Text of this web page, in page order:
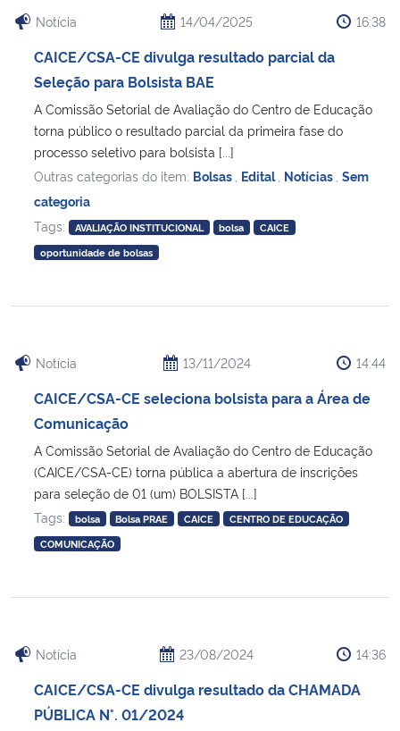
Ministério da Cidadania
Ministério da Saúde
Ministério de Minas e Energia
Ministério da Ciência, Tecnologia, Inovações e Comunicações
Ministério do Meio Ambiente
Ministério do Turismo
Ministério da Mulher, da Família e dos Direitos Humanos
Secretaria de Governo
Gabinete de Segurança Institucional
Notícia 14/04/2025 16:38
CAICE/CSA-CE divulga resultado parcial da
Seleção para Bolsista BAE
A Comissão Setorial de Avaliação do Centro de Educação
torna público o resultado parcial da primeira fase do
processo seletivo para bolsista [...]
Outras categorias do item: Bolsas Edital Notícias Sem
categoria
Tags:
AVALIAÇÃO INSTITUCIONAL bolsa
CAICE
oportunidade de bolsas
Notícia 13/11/2024 14:44
CAICE/CSA-CE seleciona bolsista para a Área de
Comunicação
A Comissão Setorial de Avaliação do Centro de Educação
(CAICE/CSA-CE) torna pública a abertura de inscrições
para seleção de 01 (um) BOLSISTA [...]
Tags:
bolsa Bolsa PRAE CAICE
CENTRO DE EDUCAÇÃO
COMUNICAÇÃO
Notícia 23/08/2024 14:36
CAICE/CSA-CE divulga resultado da CHAMADA
PÚBLICA N°. 01/2024